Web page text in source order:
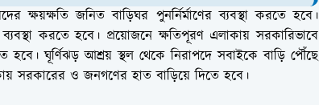
ক্ষয়ক্ষতি জনিত বাড়িঘর পুনর্নির্মাণের ব্যবস্থা করতে হবে।
ব্যবস্থা করতে হবে। প্রয়োজনে ক্ষতিপূরণ এলাকায় সরকারিভাবে
হবে। ঘূর্ণিঝড় আশ্রয় স্থল থেকে নিরাপদে সবাইকে বাড়ি পৌঁছে
সরকারের ও জনগণের হাত বাড়িয়ে দিতে হবে।